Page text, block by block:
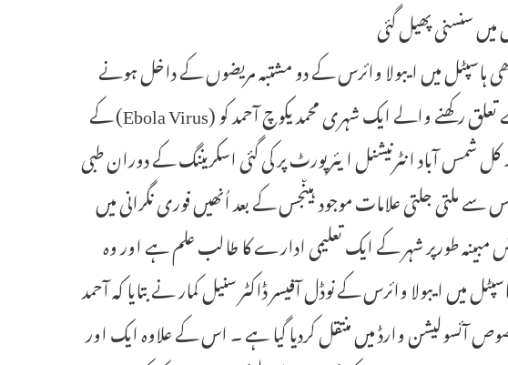
سنسنی پھیل گئی
گاندھی ہاسپٹل میں ایبولا وائرس کے دو مشتبہ مریضوں کے داخل ہونے
کے بعد طبی حلقوں میں سنسنی پھیل گئی ہے ۔ سوڈان سے تعلق رکھنے والے ایک شہری محمد یکوچ آحمد کو (Ebola Virus) کے
شمس آباد انٹرنیشنل ایئرپورٹ پر کی گئی اسکریننگ کے دوران طبی
ایبولا وائرس سے ملتی جلتی علامات موجود ہیںجس کے بعد اُنھیں فوری نگرانی میں
مبینہ طورپر شہر کے ایک تعلیمی ادارے کا طالب علم ہے اور وہ
میں ایبولا وائرس کے نوڈل آفیسر ڈاکٹر سنیل کمار نے بتایا کہ آحمد
آئسولیشن وارڈ میں منتقل کردیا گیا ہے ۔ اس کے علاوہ ایک اور